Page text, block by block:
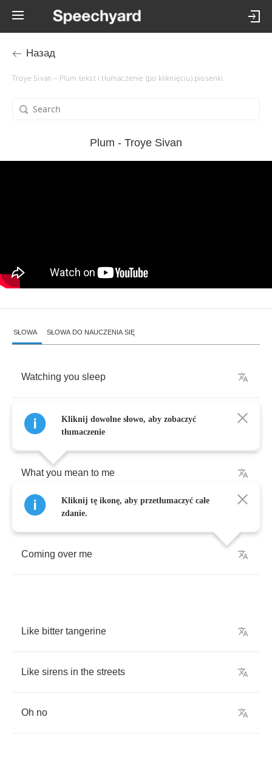
Назад
Troye Sivan – Plum tekst i tłumaczenie (po kliknięciu) piosenki
Plum - Troye Sivan
SŁOWA SŁOWA DO NAUCZENIA SIĘ
Watching you sleep
Run my hands through your hair and it’s got
me thinking
What you mean to me
There a chill in
Coming over me
Like bitter tangerine
Like sirens in the streets
Oh no
Kliknij dowolne słowo, aby zobaczyć
tłumaczenie
Kliknij tę ikonę, aby przetłumaczyć całe
zdanie.